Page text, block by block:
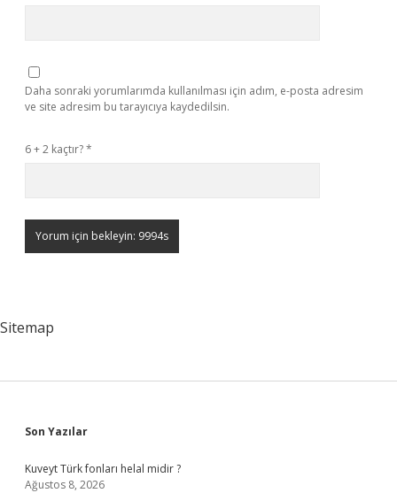
Daha sonraki yorumlarımda kullanılması için adım, e-posta adresim
ve site adresim bu tarayıcıya kaydedilsin.
6 + 2 kaçtır?*
Sitemap
Sidebar
Son Yazılar
Kuveyt Türk fonları helal midir ?
Ağustos 8, 2026